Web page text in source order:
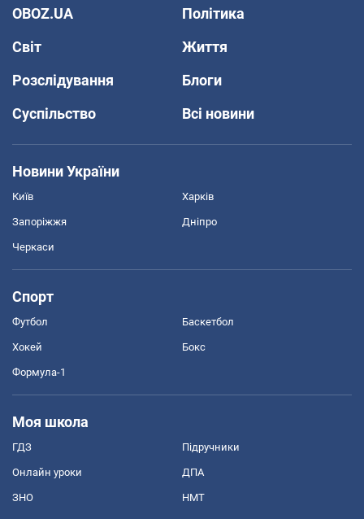
OBOZ.UA
Політика
Світ
Життя
Розслідування
Блоги
Суспільство
Всі новини
Новини України
Київ Харків
Запоріжжя Дніпро
Черкаси
Спорт
Футбол Баскетбол
Хокей Бокс
Формула-1
Моя школа
ГДЗ Підручники
Онлайн уроки ДПА
ЗНО НМТ